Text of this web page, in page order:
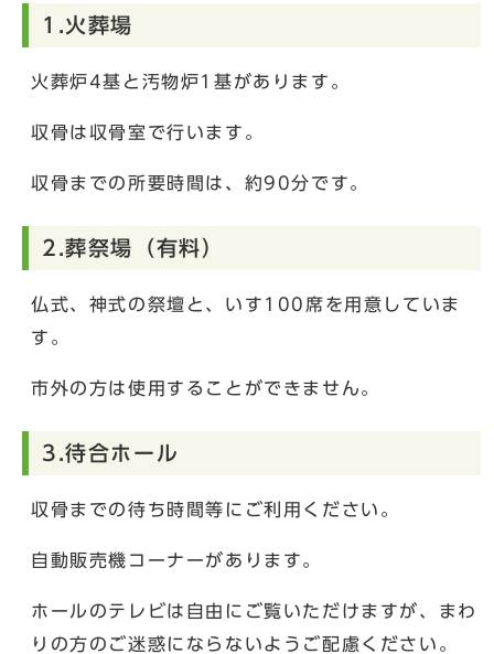
1.火葬場
火葬炉4基と汚物炉1基があります。
収骨は収骨室で行います。
収骨までの所要時間は、約90分です。
2.葬祭場（有料）
仏式、神式の祭壇と、いす100席を用意していま
す。
市外の方は使用することができません。
3.待合ホール
収骨までの待ち時間等にご利用ください。
自動販売機コーナーがあります。
ホールのテレビは自由にご覧いただけますが、まわ
りの方のご迷惑にならないようご配慮ください。